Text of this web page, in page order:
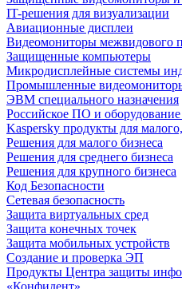
IT-решения для визуализации
Авиационные дисплеи
Видеомониторы межвидового
Защищенные компьютеры
Микродисплейные системы
Промышленные
ЭВМ специального назначения
Российское ПО и оборудование
Kaspersky продукты для
Решения для малого бизнеса
Решения для среднего бизнеса
Решения для крупного бизнеса
Код Безопасности
Сетевая безопасность
Защита виртуальных сред
Защита конечных точек
Защита мобильных устройств
Создание и проверка ЭП
Продукты Центра защиты
«Конфидент»